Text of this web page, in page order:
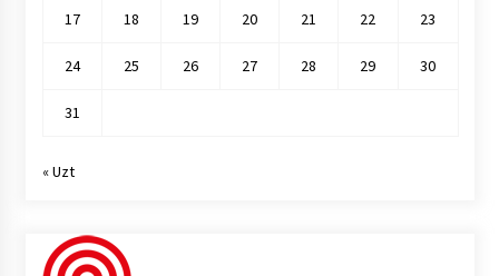
17 18 19 20 21 22 23
24 25 26 27 28 29 30
31
« Uzt